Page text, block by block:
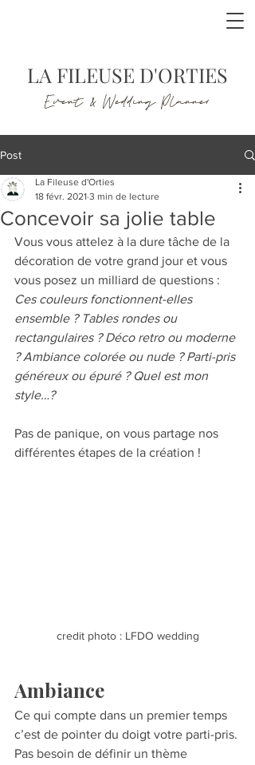
LA FILEUSE D'ORTIES
Event & Wedding Planner
Post
Concevoir sa jolie table
La Fileuse d'Orties
18 févr. 2021 3 min de lecture
Vous vous attelez à la dure tâche de la
décoration de votre grand jour et vous
vous posez un milliard de questions :
Ces couleurs fonctionnent-elles
ensemble ? Tables rondes ou
rectangulaires ? Déco retro ou moderne
? Ambiance colorée ou nude ? Parti-pris
généreux ou épuré ? Quel est mon
style…?
Pas de panique, on vous partage nos
différentes étapes de la création !
credit photo : LFDO wedding
Ambiance
Ce qui compte dans un premier temps
c’est de pointer du doigt votre parti-pris.
Pas besoin de définir un thème